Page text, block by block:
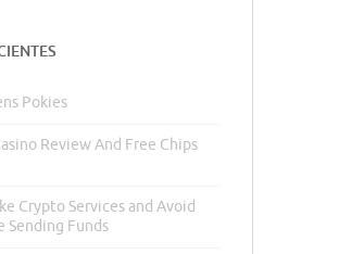
Pokies
Review And Free Chips
Crypto Services and Avoid
Sending Funds